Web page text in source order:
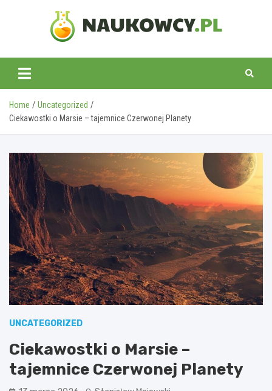
naukowcy.pl
Home
Uncategorized
Ciekawostki o Marsie – tajemnice Czerwonej Planety
UNCATEGORIZED
Ciekawostki o Marsie –
tajemnice Czerwonej Planety